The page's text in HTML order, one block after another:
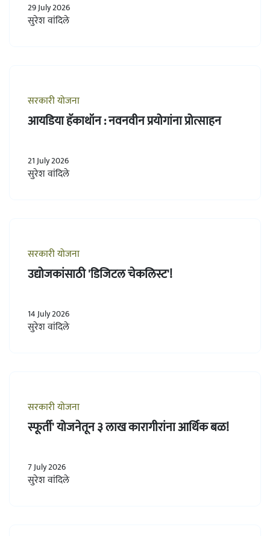
29 July 2026
सुरेश वांदिले
सरकारी योजना
आयडिया हॅकाथॉन : नवनवीन प्रयोगांना प्रोत्साहन
21 July 2026
सुरेश वांदिले
सरकारी योजना
उद्योजकांसाठी 'डिजिटल चेकलिस्ट'!
14 July 2026
सुरेश वांदिले
सरकारी योजना
स्फूर्ती' योजनेतून ३ लाख कारागीरांना आर्थिक बळ!
7 July 2026
सुरेश वांदिले